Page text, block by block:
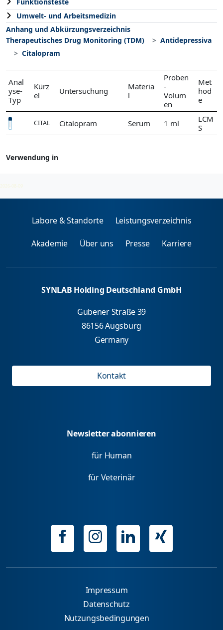
Funktionsteste
Umwelt- und Arbeitsmedizin
Anhang und Abkürzungsverzeichnis
Therapeutisches Drug Monitoring (TDM)
Antidepressiva
Citalopram
Anal
yse-
Typ
Kürz
el
Untersuchung
Materia
l
Proben
-
Volum
en
Met
hod
e
CITAL Citalopram Serum 1 ml
LCM
S
Verwendung in
2026-08-09
Labore & Standorte Leistungsverzeichnis
Akademie Über uns Presse Karriere
SYNLAB Holding Deutschland GmbH
Gubener Straße 39
86156 Augsburg
Germany
Kontakt
Newsletter abonnieren
für Human
für Veterinär
Impressum
Datenschutz
Nutzungsbedingungen